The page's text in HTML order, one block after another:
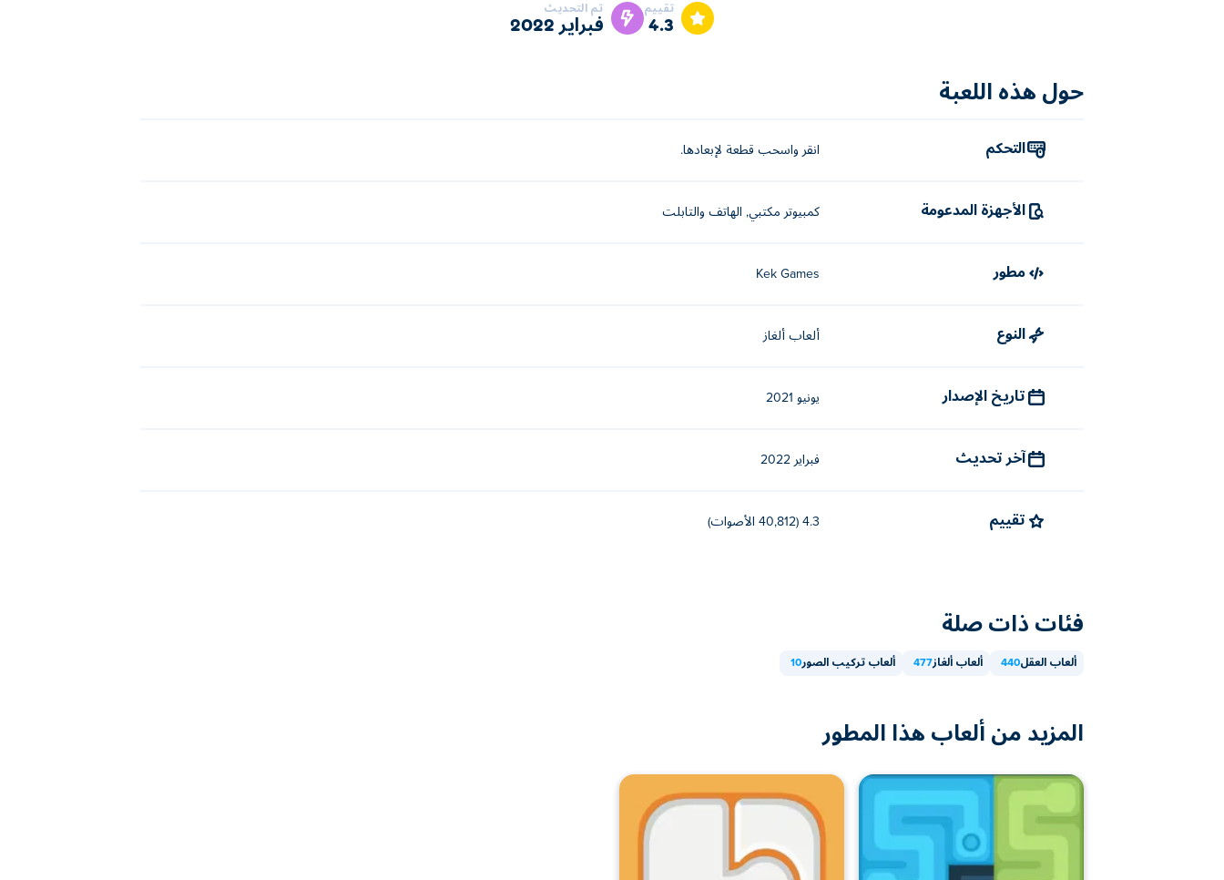
تقييم
4.3
تم التحديث
فبراير 2022
حول هذه اللعبة
التحكم انقر واسحب قطعة لإبعادها.
الأجهزة المدعومة كمبيوتر مكتبي, الهاتف والتابلت
مطور Kek Games
النوع ألعاب ألغاز
تاريخ الإصدار يونيو 2021
آخر تحديث فبراير 2022
تقييم 4.3 (40,812 الأصوات)
فئات ذات صلة
ألعاب العقل440 ألعاب ألغاز477 ألعاب تركيب الصور10
المزيد من ألعاب هذا المطور